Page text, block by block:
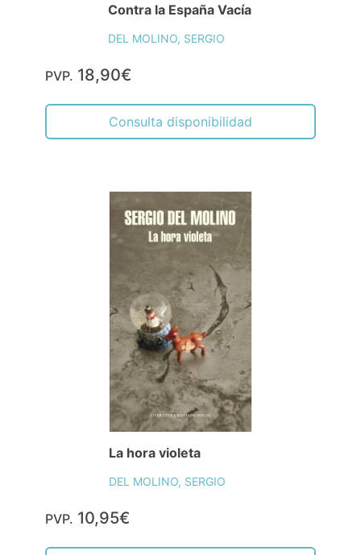
Contra la España Vacía
DEL MOLINO, SERGIO
PVP. 18,90€
Consulta disponibilidad
La hora violeta
DEL MOLINO, SERGIO
PVP. 10,95€